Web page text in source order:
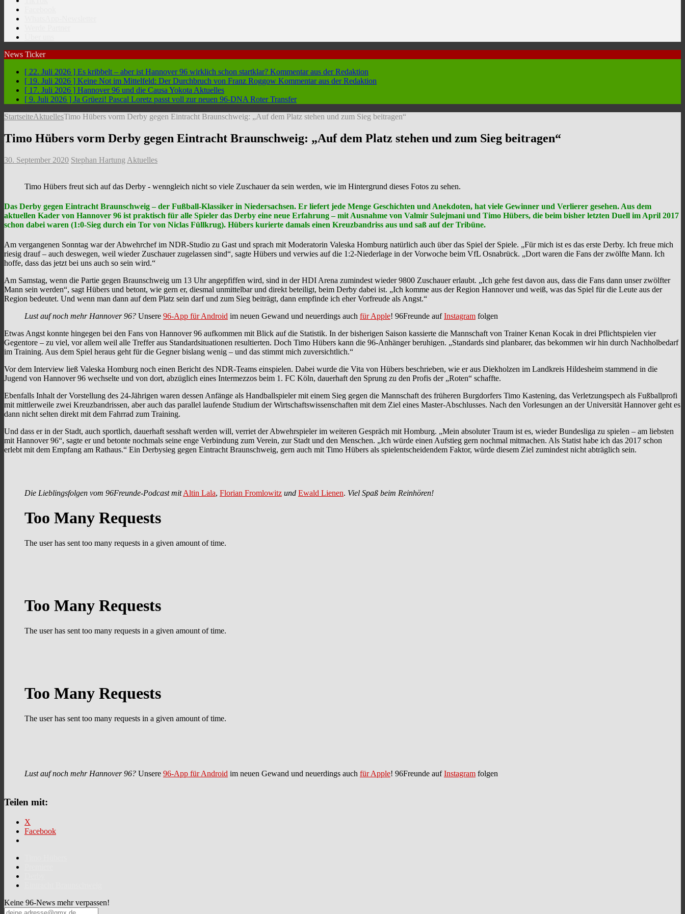
News Ticker
[ 22. Juli 2026 ] Es kribbelt – aber ist Hannover 96 wirklich schon startklar? Kommentar aus der Redaktion
[ 19. Juli 2026 ] Keine Not im Mittelfeld: Der Durchbruch von Franz Roggow Kommentar aus der Redaktion
[ 17. Juli 2026 ] Hannover 96 und die Causa Yokota Aktuelles
[ 9. Juli 2026 ] Ja Grüezi! Pascal Loretz passt voll zur neuen 96-DNA Roter Transfer
StartseiteAktuellesTimo Hübers vorm Derby gegen Eintracht Braunschweig: „Auf dem Platz stehen und zum Sieg beitragen“
Timo Hübers vorm Derby gegen Eintracht Braunschweig: „Auf dem Platz stehen und zum Sieg beitragen“
30. September 2020 Stephan Hartung Aktuelles
Timo Hübers freut sich auf das Derby - wenngleich nicht so viele Zuschauer da sein werden, wie im Hintergrund dieses Fotos zu sehen.
Das Derby gegen Eintracht Braunschweig – der Fußball-Klassiker in Niedersachsen. Er liefert jede Menge Geschichten und Anekdoten, hat viele Gewinner und Verlierer gesehen. Aus dem
aktuellen Kader von Hannover 96 ist praktisch für alle Spieler das Derby eine neue Erfahrung – mit Ausnahme von Valmir Sulejmani und Timo Hübers, die beim bisher letzten Duell im April 2017
schon dabei waren (1:0-Sieg durch ein Tor von Niclas Füllkrug). Hübers kurierte damals einen Kreuzbandriss aus und saß auf der Tribüne.
Am vergangenen Sonntag war der Abwehrchef im NDR-Studio zu Gast und sprach mit Moderatorin Valeska Homburg natürlich auch über das Spiel der Spiele. „Für mich ist es das erste Derby. Ich freue mich
riesig drauf – auch deswegen, weil wieder Zuschauer zugelassen sind“, sagte Hübers und verwies auf die 1:2-Niederlage in der Vorwoche beim VfL Osnabrück. „Dort waren die Fans der zwölfte Mann. Ich
hoffe, dass das jetzt bei uns auch so sein wird.“
Am Samstag, wenn die Partie gegen Braunschweig um 13 Uhr angepfiffen wird, sind in der HDI Arena zumindest wieder 9800 Zuschauer erlaubt. „Ich gehe fest davon aus, dass die Fans dann unser zwölfter
Mann sein werden“, sagt Hübers und betont, wie gern er, diesmal unmittelbar und direkt beteiligt, beim Derby dabei ist. „Ich komme aus der Region Hannover und weiß, was das Spiel für die Leute aus der
Region bedeutet. Und wenn man dann auf dem Platz sein darf und zum Sieg beiträgt, dann empfinde ich eher Vorfreude als Angst.“
Lust auf noch mehr Hannover 96? Unsere 96-App für Android im neuen Gewand und neuerdings auch für Apple! 96Freunde aufInstagram folgen
Etwas Angst konnte hingegen bei den Fans von Hannover 96 aufkommen mit Blick auf die Statistik. In der bisherigen Saison kassierte die Mannschaft von Trainer Kenan Kocak in drei Pflichtspielen vier
Gegentore – zu viel, vor allem weil alle Treffer aus Standardsituationen resultierten. Doch Timo Hübers kann die 96-Anhänger beruhigen. „Standards sind planbarer, das bekommen wir hin durch Nachholbedarf
im Training. Aus dem Spiel heraus geht für die Gegner bislang wenig – und das stimmt mich zuversichtlich.“
Vor dem Interview ließ Valeska Homburg noch einen Bericht des NDR-Teams einspielen. Dabei wurde die Vita von Hübers beschrieben, wie er aus Diekholzen im Landkreis Hildesheim stammend in die
Jugend von Hannover 96 wechselte und von dort, abzüglich eines Intermezzos beim 1. FC Köln, dauerhaft den Sprung zu den Profis der „Roten“ schaffte.
Ebenfalls Inhalt der Vorstellung des 24-Jährigen waren dessen Anfänge als Handballspieler mit einem Sieg gegen die Mannschaft des früheren Burgdorfers Timo Kastening, das Verletzungspech als Fußballprofi
mit mittlerweile zwei Kreuzbandrissen, aber auch das parallel laufende Studium der Wirtschaftswissenschaften mit dem Ziel eines Master-Abschlusses. Nach den Vorlesungen an der Universität Hannover geht es
dann nicht selten direkt mit dem Fahrrad zum Training.
Und dass er in der Stadt, auch sportlich, dauerhaft sesshaft werden will, verriet der Abwehrspieler im weiteren Gespräch mit Homburg. „Mein absoluter Traum ist es, wieder Bundesliga zu spielen – am liebsten
mit Hannover 96“, sagte er und betonte nochmals seine enge Verbindung zum Verein, zur Stadt und den Menschen. „Ich würde einen Aufstieg gern nochmal mitmachen. Als Statist habe ich das 2017 schon
erlebt mit dem Empfang am Rathaus.“ Ein Derbysieg gegen Eintracht Braunschweig, gern auch mit Timo Hübers als spielentscheidendem Faktor, würde diesem Ziel zumindest nicht abträglich sein.
Die Lieblingsfolgen vom 96Freunde-Podcast mit Altin Lala, Florian Fromlowitz und Ewald Lienen. Viel Spaß beim Reinhören!
Lust auf noch mehr Hannover 96? Unsere 96-App für Android im neuen Gewand und neuerdings auch für Apple! 96Freunde aufInstagram folgen
Teilen mit:
X
Facebook
Keine 96-News mehr verpassen!